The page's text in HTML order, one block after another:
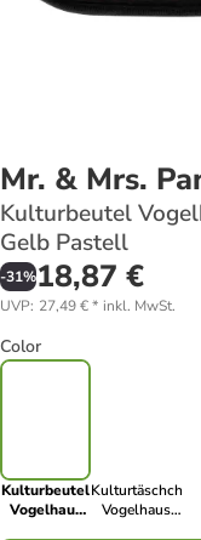
Mr. & Mrs.
Kulturbeutel
Gelb Pastell
-31%18,87 €
UVP: 27,49 €* inkl. MwSt.
Color
Kulturbeutel
Vogelhaus
Kulturtäschchen
Vogelhaus